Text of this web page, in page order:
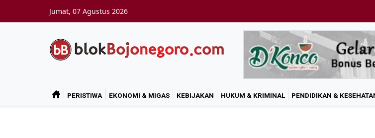
Jumat, 07 Agustus 2026
PERISTIWA EKONOMI & MIGAS KEBIJAKAN HUKUM & KRIMINAL PENDIDIKAN &